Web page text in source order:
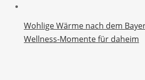
Wohlige Wärme nach dem
Wellness-Momente für daheim